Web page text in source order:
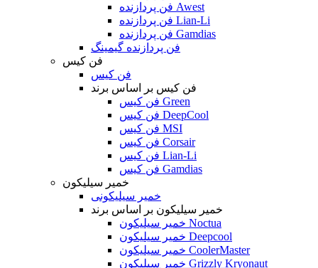
فن پردازنده Awest
فن پردازنده Lian-Li
فن پردازنده Gamdias
فن پردازنده گیمینگ
فن کیس
فن کیس
فن کیس بر اساس برند
فن کیس Green
فن کیس DeepCool
فن کیس MSI
فن کیس Corsair
فن کیس Lian-Li
فن کیس Gamdias
خمیر سیلیکون
خمیر سیلیکونی
خمیر سیلیکون بر اساس برند
خمیر سیلیکون Noctua
خمیر سیلیکون Deepcool
خمیر سیلیکون CoolerMaster
خمیر سیلیکون Grizzly Kryonaut